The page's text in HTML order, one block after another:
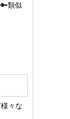
🔑類似
々な